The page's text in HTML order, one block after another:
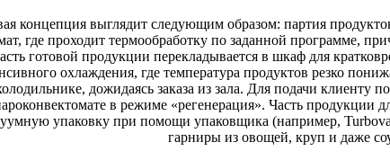
концепция выглядит следующим образом: партия
где проходит термообработку по заданной программе,
готовой продукции перекладывается в шкаф для
охлаждения, где температура продуктов резко
дожидаясь заказа из зала. Для подачи клиенту
в режиме «регенерация». Часть продукции
упаковку при помощи упаковщика (например,
гарниры из овощей, круп и даже